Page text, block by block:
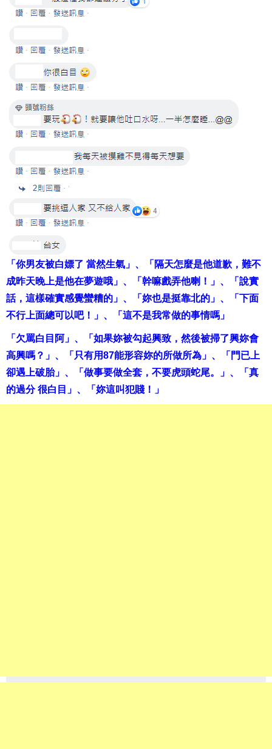
「你男友被白嫖了 當然生氣」、「隔天怎麼是他道歉，難不
成昨天晚上是他在夢遊哦」、「幹嘛戲弄他喇！」、「說實
話，這樣確實感覺蠻糟的」、「妳也是挺靠北的」、「下面
不行上面總可以吧！」、「這不是我常做的事情嗎」
「欠罵白目阿」、「如果妳被勾起興致，然後被掃了興妳會
高興嗎？」、「只有用87能形容妳的所做所為」、「門已上
卻遇上破胎」、「做事要做全套，不要虎頭蛇尾。」、「真
的過分 很白目」、「妳這叫犯賤！」